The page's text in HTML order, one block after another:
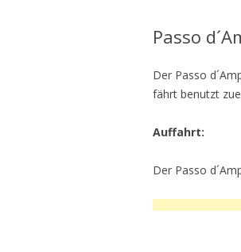
Passo
Der Passo
fährt benutzt
Auffahrt:
Der Passo